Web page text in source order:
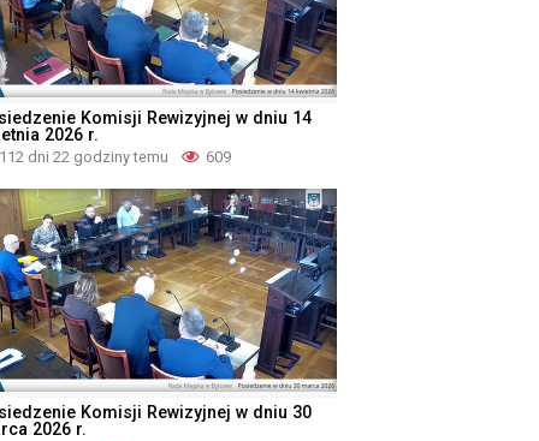
Komisji Rewizyjnej w dniu 14
2026 r.
112 dni 22 godziny temu 609
Komisji Rewizyjnej w dniu 30
2026 r.